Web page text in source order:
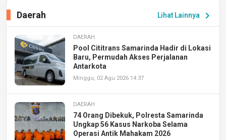
Lihat Lainnya chevron_right
Daerah
DAERAH
Pool Cititrans Samarinda Hadir di Lokasi
Baru, Permudah Akses Perjalanan
Antarkota
Minggu, 02 Agu 2026 14:37
DAERAH
74 Orang Dibekuk, Polresta Samarinda
Ungkap 56 Kasus Narkoba Selama
Operasi Antik Mahakam 2026